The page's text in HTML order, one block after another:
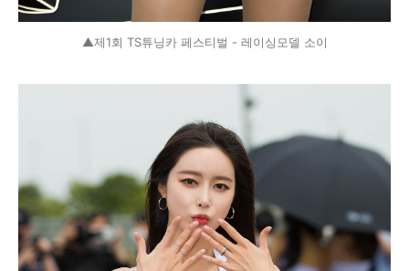
▲제1회 TS튜닝카 페스티벌 - 레이싱모델 소이